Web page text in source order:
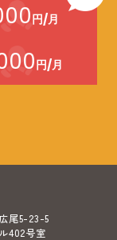
円/月
円/月
尾5-23-5
402号室